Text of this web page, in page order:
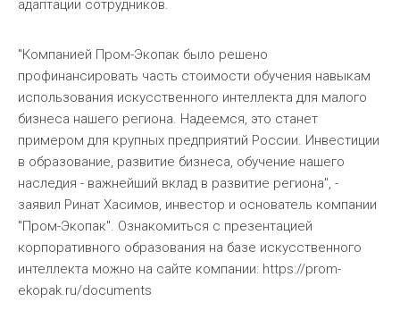
адаптации сотрудников.
"Компанией Пром-Экопак было решено
профинансировать часть стоимости обучения навыкам
использования искусственного интеллекта для малого
бизнеса нашего региона. Надеемся, это станет
примером для крупных предприятий России. Инвестиции
в образование, развитие бизнеса, обучение нашего
наследия - важнейший вклад в развитие региона", -
заявил Ринат Хасимов, инвестор и основатель компании
"Пром-Экопак". Ознакомиться с презентацией
корпоративного образования на базе искусственного
интеллекта можно на сайте компании: https://prom-
ekopak.ru/documents